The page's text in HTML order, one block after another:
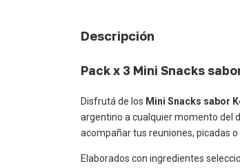
Descripción
Pack x 3 Mini Snacks
Disfrutá de los Mini Snacks sabor
argentino a cualquier momento del
acompañar tus reuniones, picadas
Elaborados con ingredientes